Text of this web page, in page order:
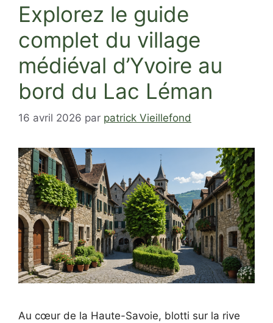
Explorez le guide
complet du village
médiéval d’Yvoire au
bord du Lac Léman
16 avril 2026 par patrick Vieillefond
Au cœur de la Haute-Savoie, blotti sur la rive